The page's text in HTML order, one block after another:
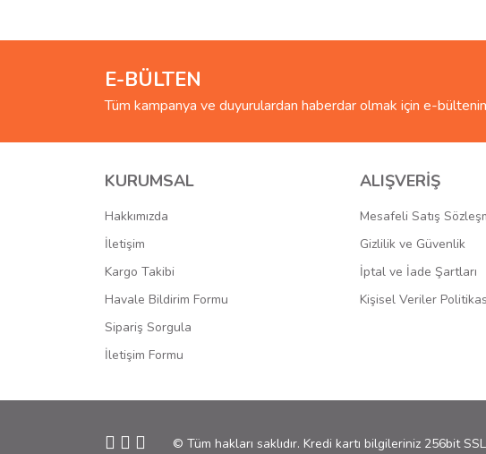
E-BÜLTEN
Tüm kampanya ve duyurulardan haberdar olmak için e-
KURUMSAL
Hakkımızda
İletişim
Kargo Takibi
Havale Bildirim Formu
Sipariş Sorgula
İletişim Formu
ALIŞVERİŞ
Mesafeli Satış
Gizlilik ve Güvenlik
İptal ve İade Şartları
Kişisel Veriler
© Tüm hakları saklıdır. Kredi kartı bilgileriniz 256bit